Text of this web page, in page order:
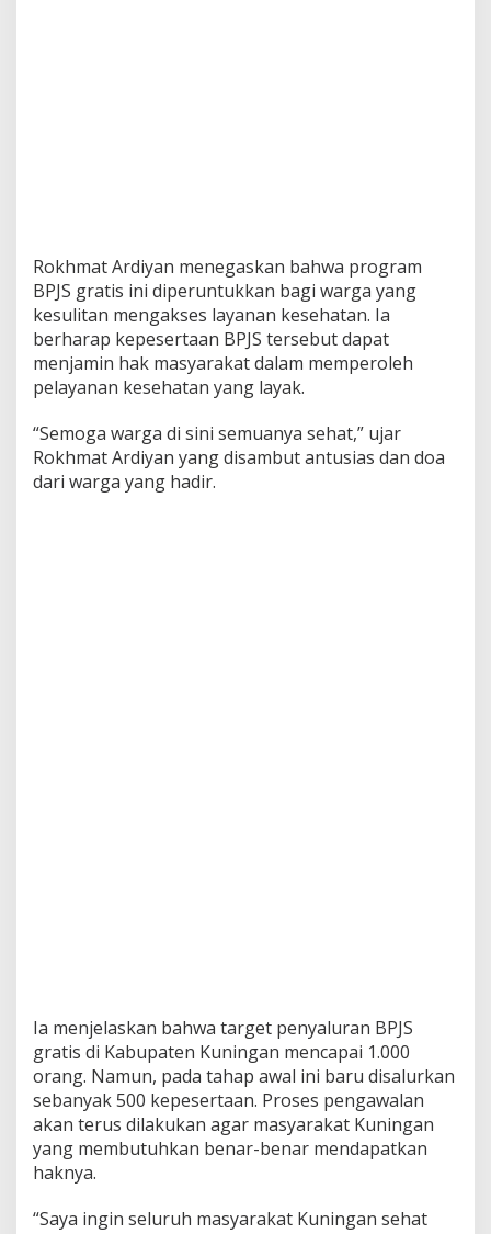
Rokhmat Ardiyan menegaskan bahwa program
BPJS gratis ini diperuntukkan bagi warga yang
kesulitan mengakses layanan kesehatan. Ia
berharap kepesertaan BPJS tersebut dapat
menjamin hak masyarakat dalam memperoleh
pelayanan kesehatan yang layak.
“Semoga warga di sini semuanya sehat,” ujar
Rokhmat Ardiyan yang disambut antusias dan doa
dari warga yang hadir.
Ia menjelaskan bahwa target penyaluran BPJS
gratis di Kabupaten Kuningan mencapai 1.000
orang. Namun, pada tahap awal ini baru disalurkan
sebanyak 500 kepesertaan. Proses pengawalan
akan terus dilakukan agar masyarakat Kuningan
yang membutuhkan benar-benar mendapatkan
haknya.
“Saya ingin seluruh masyarakat Kuningan sehat